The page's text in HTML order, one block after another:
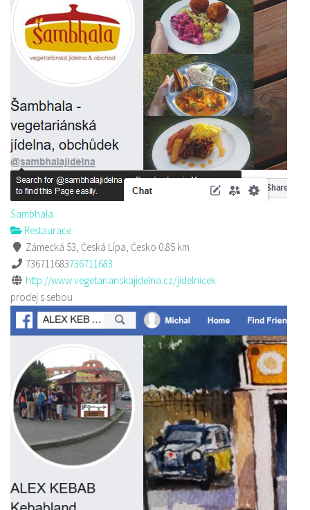
Šambhala
Restaurace
Zámecká 53, Česká Lípa, Česko 0.85 km
736711683736711683
http://www.vegetarianskajidelna.cz/jidelnicek
prodej s sebou